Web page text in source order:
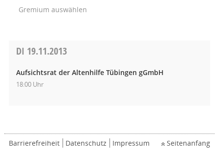
Gremium auswählen
DI 19.11.2013
Aufsichtsrat der Altenhilfe Tübingen gGmbH
18:00 Uhr
Barrierefreiheit Datenschutz Impressum Seitenanfang